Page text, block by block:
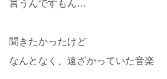
言うんですもん…
聞きたかったけど
なんとなく、遠ざかっていた音楽